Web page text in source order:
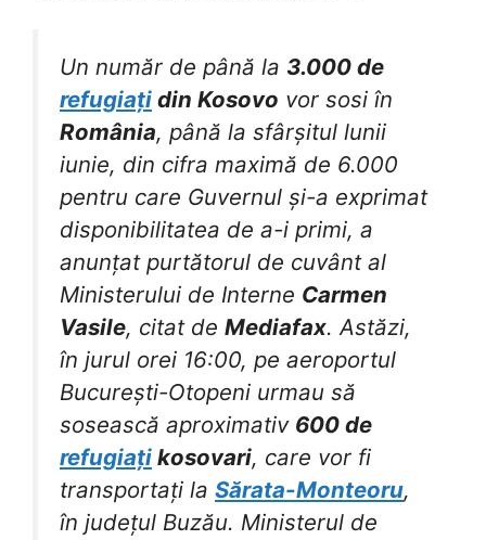
Un număr de până la 3.000 de
refugiați din Kosovo vor sosi în
România, până la sfârșitul lunii
iunie, din cifra maximă de 6.000
pentru care Guvernul și-a exprimat
disponibilitatea de a-i primi, a
anunțat purtătorul de cuvânt al
Ministerului de Interne Carmen
Vasile, citat de Mediafax. Astăzi,
în jurul orei 16:00, pe aeroportul
București-Otopeni urmau să
sosească aproximativ 600 de
refugiați kosovari, care vor fi
transportați la Sărata-Monteoru,
în județul Buzău. Ministerul de